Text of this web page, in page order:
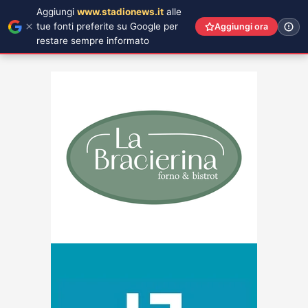
Aggiungi www.stadionews.it alle
tue fonti preferite su Google per
restare sempre informato
Aggiungi ora